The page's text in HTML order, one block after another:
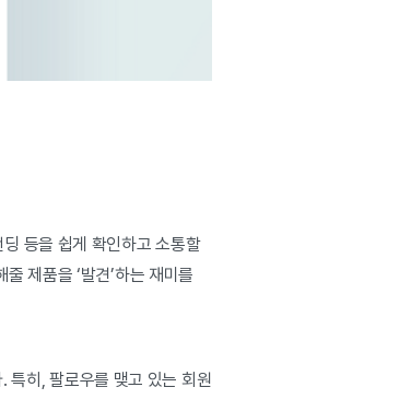
등을 쉽게 확인하고 소통할
제품을 ‘발견’하는 재미를
특히, 팔로우를 맺고 있는 회원